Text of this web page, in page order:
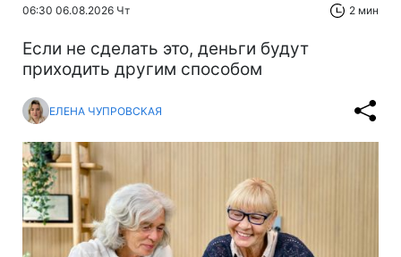
06:30 06.08.2026 Чт 2 мин
Если не сделать это, деньги будут
приходить другим способом
ЕЛЕНА ЧУПРОВСКАЯ